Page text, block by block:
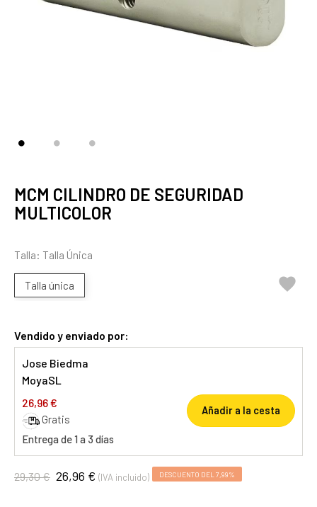
MCM CILINDRO DE SEGURIDAD
MULTICOLOR
Talla: Talla Única
Talla única 
Vendido y enviado por:
Jose Biedma
MoyaSL
26,96 €
Gratis
Entrega de 1 a 3 días
Añadir a la cesta
29,30 € 26,96 € (IVA incluido) DESCUENTO DEL 7,99%